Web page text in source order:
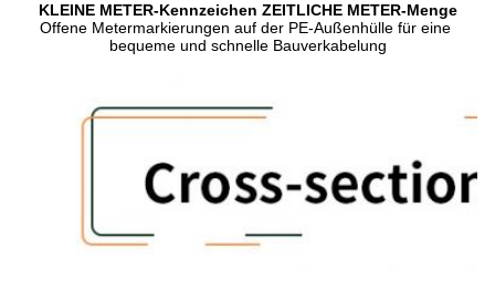
KLEINE METER-Kennzeichen ZEITLICHE METER-Menge
Offene Metermarkierungen auf der PE-Außenhülle für eine
bequeme und schnelle Bauverkabelung